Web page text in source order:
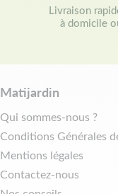
Livraison
à domicile
Matijardin
Qui sommes-nous ?
Conditions Générales
Mentions légales
Contactez-nous